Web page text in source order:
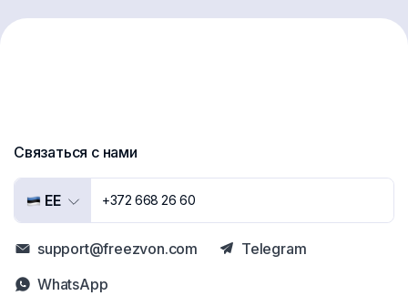
Связаться с нами
EE +372 668 26 60
support@freezvon.com
Telegram
WhatsApp